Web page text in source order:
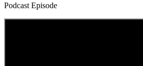
Podcast Episode